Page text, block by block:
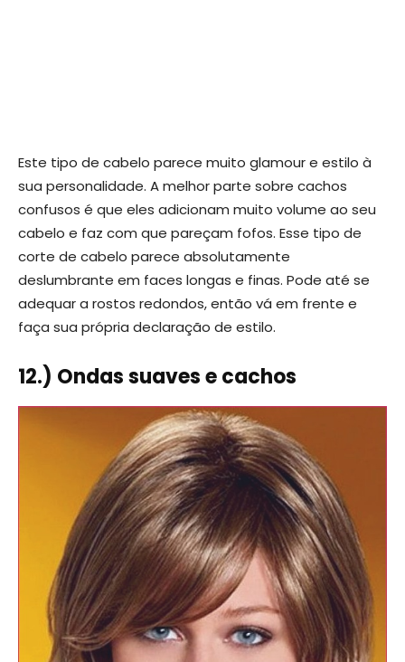
Este tipo de cabelo parece muito glamour e estilo à
sua personalidade. A melhor parte sobre cachos
confusos é que eles adicionam muito volume ao seu
cabelo e faz com que pareçam fofos. Esse tipo de
corte de cabelo parece absolutamente
deslumbrante em faces longas e finas. Pode até se
adequar a rostos redondos, então vá em frente e
faça sua própria declaração de estilo.
12.) Ondas suaves e cachos